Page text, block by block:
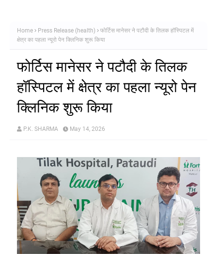
Home Press Release (health)
फोर्टिस मानेसर ने पटौदी के तिलक हॉस्पिटल में
क्षेत्र का पहला न्यूरो पेन क्लिनिक शुरू किया
फोर्टिस मानेसर ने पटौदी के तिलक
हॉस्पिटल में क्षेत्र का पहला न्यूरो पेन
क्लिनिक शुरू किया
P.K. SHARMA May 14, 2026